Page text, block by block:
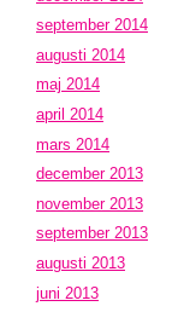
september 2014
augusti 2014
maj 2014
april 2014
mars 2014
december 2013
november 2013
september 2013
augusti 2013
juni 2013